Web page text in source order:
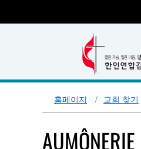
홈페이지 교회 찾기